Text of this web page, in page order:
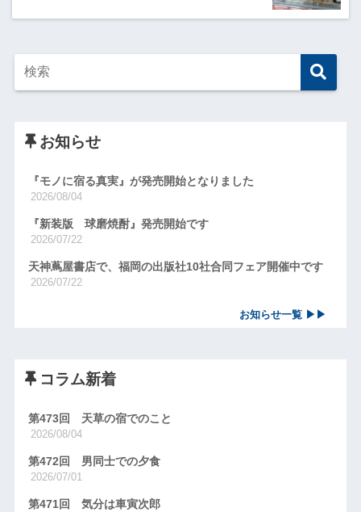
お知らせ
『モノに宿る真実』が発売開始となりました
2026/08/04
『新装版 球磨焼酎』発売開始です
2026/07/22
天神蔦屋書店で、福岡の出版社10社合同フェア開催中です
2026/07/22
お知らせ一覧 ▶▶
コラム新着
第473回 天草の宿でのこと
2026/08/04
第472回 男同士での夕食
2026/07/01
第471回 気分は車寅次郎